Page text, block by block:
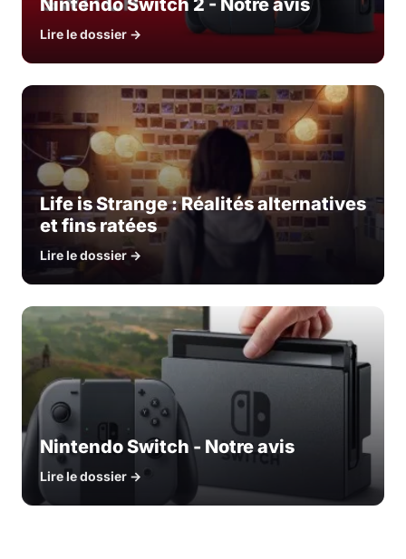
Nintendo Switch 2 - Notre avis
Lire le dossier →
Life is Strange : Réalités alternatives
et fins ratées
Lire le dossier →
Nintendo Switch - Notre avis
Lire le dossier →